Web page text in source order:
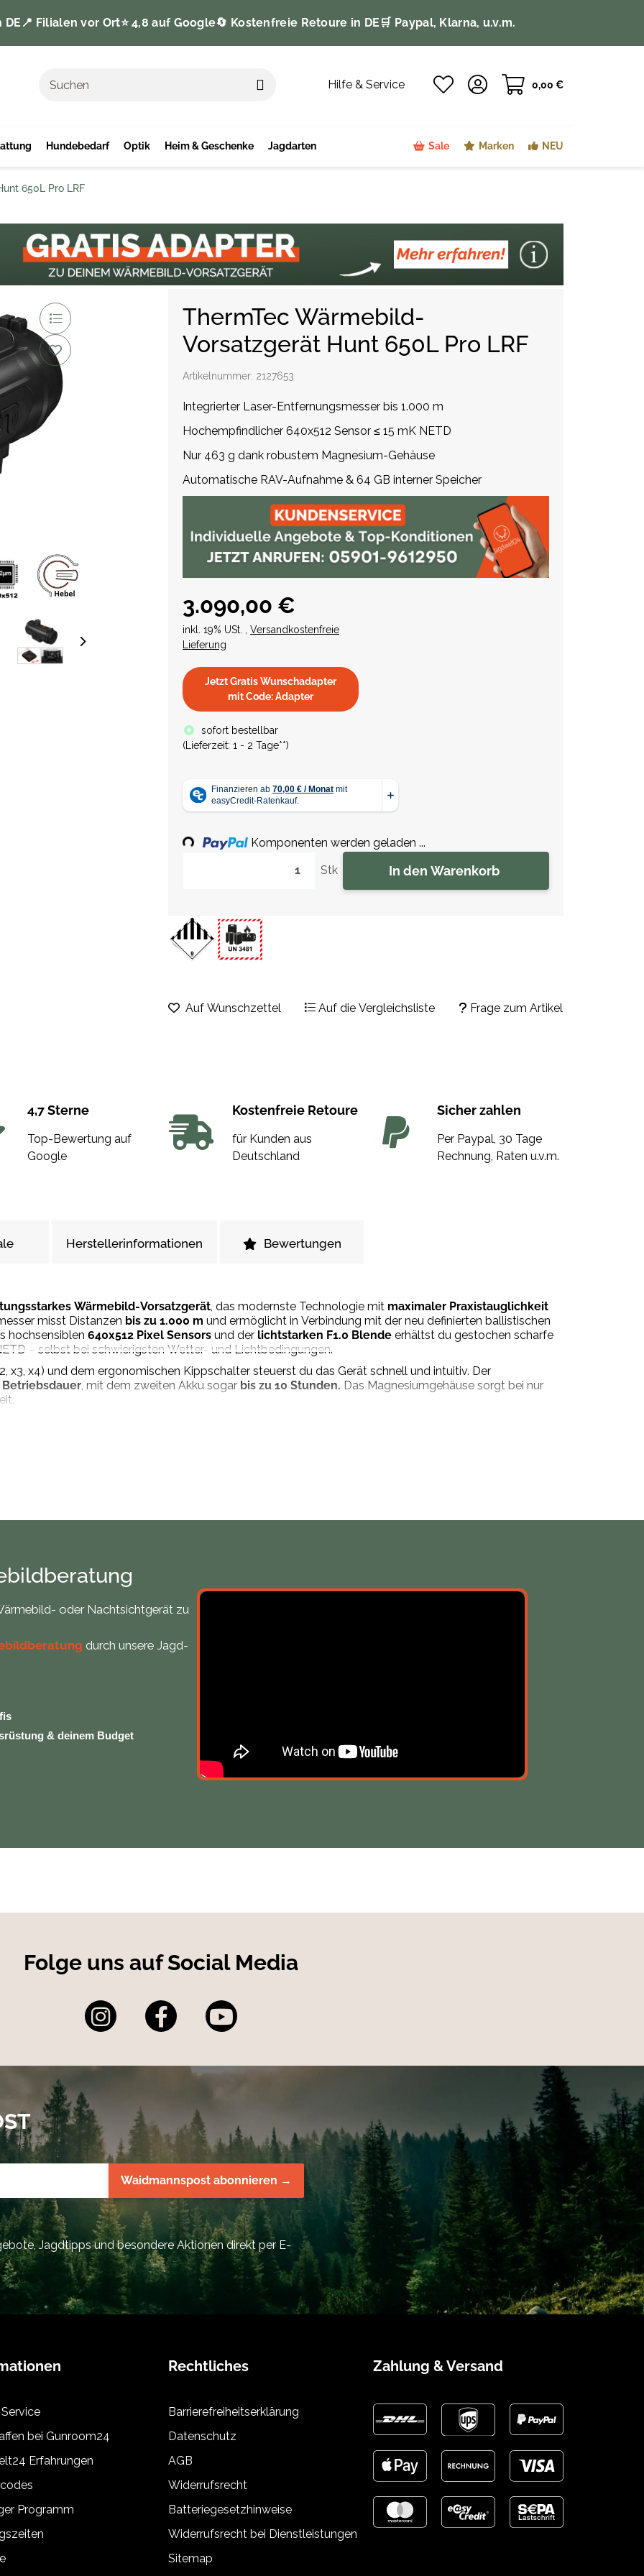
DE 📍 Filialen vor Ort⭐️ 4,8 auf Google🔄 Kostenfreie Retoure in DE 🛒 Paypal, Klarna, u.v.m.
Hilfe & Service 0,00 €
Hundebedarf Optik Heim & Geschenke Jagdarten Sale Marken NEU
650L Pro LRF
ThermTec Wärmebild-
Vorsatzgerät Hunt 650L Pro LRF
Artikelnummer: 2127653
Integrierter Laser-Entfernungsmesser bis 1.000 m
Hochempfindlicher 640x512 Sensor ≤ 15 mK NETD
Nur 463 g dank robustem Magnesium-Gehäuse
Automatische RAV-Aufnahme & 64 GB interner Speicher
3.090,00 €
inkl. 19% USt. , Versandkostenfreie
Lieferung
Jetzt Gratis Wunschadapter
mit Code: Adapter
sofort bestellbar
(Lieferzeit: 1 - 2 Tage**)
Stk In den Warenkorb
Loading... Komponenten werden geladen ...
Frage zum Artikel
Auf Wunschzettel Auf die Vergleichsliste
4,7 Sterne
Top-Bewertung auf
Google
Kostenfreie Retoure
für Kunden aus
Deutschland
Sicher zahlen
Per Paypal, 30 Tage
Rechnung, Raten u.v.m.
Herstellerinformationen Bewertungen
Wärmebild-Vorsatzgerät, das modernste Technologie mit maximaler Praxistauglichkeit
misst Distanzen bis zu 1.000 m und ermöglicht in Verbindung mit der neu definierten ballistischen
hochsensiblen 640x512 Pixel Sensors und der lichtstarken F1.0 Blende erhältst du gestochen scharfe
– selbst bei schwierigsten Wetter- und Lichtbedingungen.
x3, x4) und dem ergonomischen Kippschalter steuerst du das Gerät schnell und intuitiv. Der
Betriebsdauer, mit dem zweiten Akku sogar bis zu 10 Stunden. Das Magnesiumgehäuse sorgt bei nur
ein kristallklares Bild, während die präzise 1,1 cm @ 100 m Klickverstellung eine exakte Justierung
Qualitätsverluste, automatischer RAV-Aufnahme und acht integrierten Absehen bist du für jede
verwandelt sich das Hunt 650L in ein Monokular mit optimierter Bedienung für Handgeräte.
zwei Akkus, Bluetooth-Fernbedienung, Befestigungsmaterial, Ladezubehör
oder Nachtsichtgerät zu
durch unsere Jagd-
& deinem Budget
Folge uns auf Social Media
Waidmannspost abonnieren →
Jagdtipps und besondere Aktionen direkt per E-
bei Gunroom24
Erfahrungen
Programm
Rechtliches
Barrierefreiheitserklärung
Datenschutz
AGB
Widerrufsrecht
Batteriegesetzhinweise
Widerrufsrecht bei Dienstleistungen
Sitemap
Zahlung & Versand